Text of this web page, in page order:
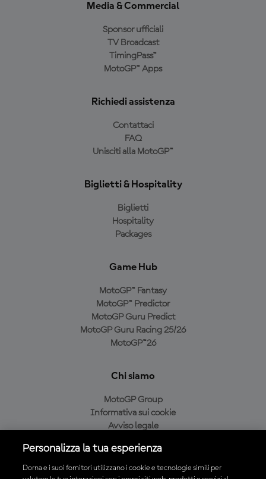
Media & Commercial
Sponsor ufficiali
TV Broadcast
TimingPass™
MotoGP™ Apps
Richiedi assistenza
Contattaci
FAQ
Unisciti alla MotoGP™
Biglietti & Hospitality
Biglietti
Hospitality
Packages
Game Hub
MotoGP™ Fantasy
MotoGP™ Predictor
MotoGP Guru Predict
MotoGP Guru Racing 25/26
MotoGP™26
Chi siamo
MotoGP Group
Informativa sui cookie
Avviso legale
Condizioni di acquisto
Personalizza la tua esperienza
Dorna e i suoi fornitori utilizzano i cookie e tecnologie simili per